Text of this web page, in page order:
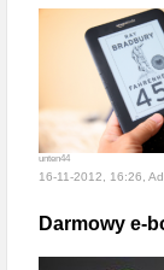
unten44
16-11-2012, 16:26,
Darmowy e-